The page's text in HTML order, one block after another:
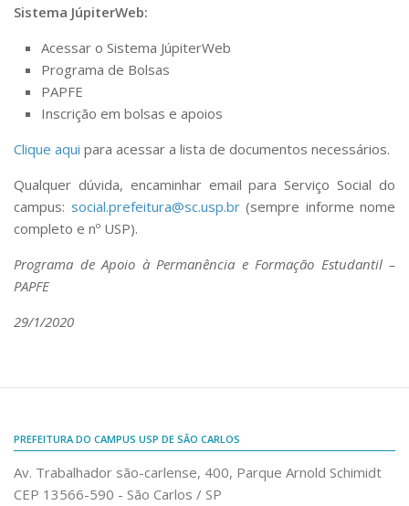
Sistema JúpiterWeb:
Acessar o Sistema JúpiterWeb
Programa de Bolsas
PAPFE
Inscrição em bolsas e apoios
Clique aqui para acessar a lista de documentos necessários.
Qualquer dúvida, encaminhar email para Serviço Social do
campus: social.prefeitura@sc.usp.br(sempre informe nome
completo e nº USP).
Programa de Apoio à Permanência e Formação Estudantil –
PAPFE
29/1/2020
PREFEITURA DO CAMPUS USP DE SÃO CARLOS
Av. Trabalhador são-carlense, 400, Parque Arnold Schimidt
CEP 13566-590 - São Carlos / SP